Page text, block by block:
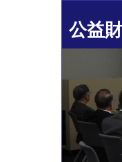
公益